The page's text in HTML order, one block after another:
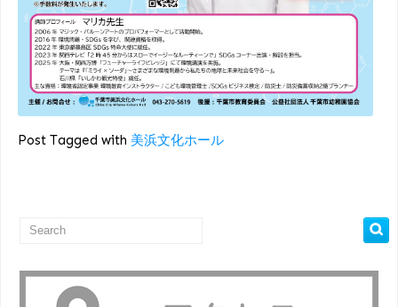
Post Tagged with 美浜文化ホール